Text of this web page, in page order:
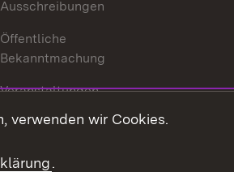
Ausschreibungen
Öffentliche
Bekanntmachung
Veranstaltungen
Mediathek
Publikationen
verwenden wir Cookies.
.